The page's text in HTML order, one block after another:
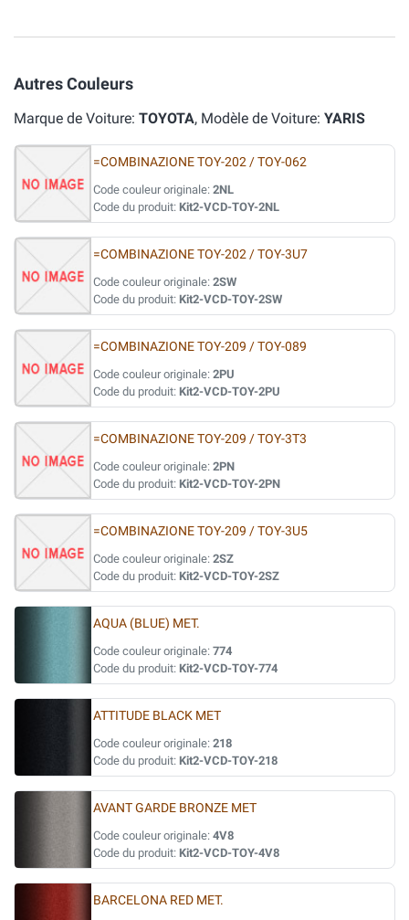
Autres Couleurs
Marque de Voiture: TOYOTA, Modèle de Voiture: YARIS
=COMBINAZIONE TOY-202 / TOY-062
Code couleur originale: 2NL
Code du produit: Kit2-VCD-TOY-2NL
=COMBINAZIONE TOY-202 / TOY-3U7
Code couleur originale: 2SW
Code du produit: Kit2-VCD-TOY-2SW
=COMBINAZIONE TOY-209 / TOY-089
Code couleur originale: 2PU
Code du produit: Kit2-VCD-TOY-2PU
=COMBINAZIONE TOY-209 / TOY-3T3
Code couleur originale: 2PN
Code du produit: Kit2-VCD-TOY-2PN
=COMBINAZIONE TOY-209 / TOY-3U5
Code couleur originale: 2SZ
Code du produit: Kit2-VCD-TOY-2SZ
AQUA (BLUE) MET.
Code couleur originale: 774
Code du produit: Kit2-VCD-TOY-774
ATTITUDE BLACK MET
Code couleur originale: 218
Code du produit: Kit2-VCD-TOY-218
AVANT GARDE BRONZE MET
Code couleur originale: 4V8
Code du produit: Kit2-VCD-TOY-4V8
BARCELONA RED MET.